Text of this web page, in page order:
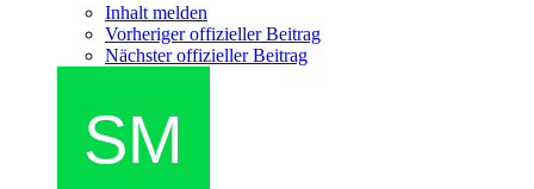
Inhalt melden
Vorheriger offizieller Beitrag
Nächster offizieller Beitrag